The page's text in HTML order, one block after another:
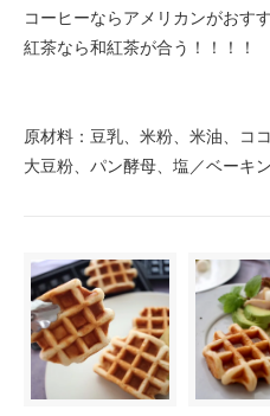
コーヒーならアメリカンがおす
紅茶なら和紅茶が合う！！！！
原材料：豆乳、米粉、米油、コ
大豆粉、パン酵母、塩／ベーキ